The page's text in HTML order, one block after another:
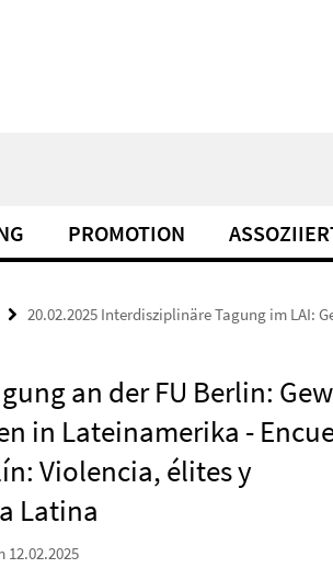
PROMOTION
20.02.2025 Interdisziplinäre Tagung im LAI:
an der FU Berlin:
in Lateinamerika -
Violencia, élites y
Latina
12.02.2025